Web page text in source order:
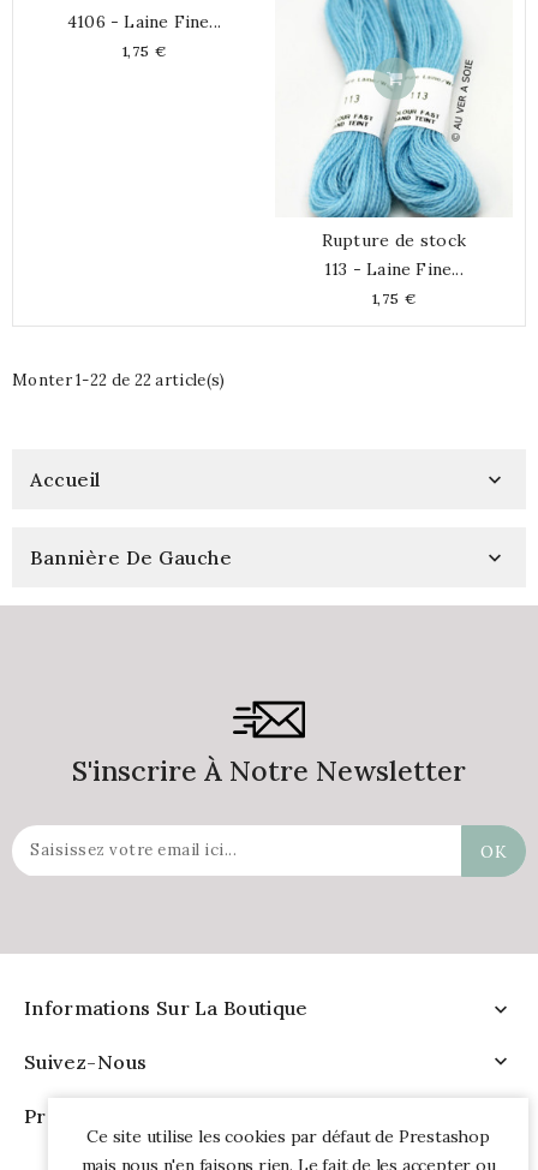
4106 - Laine Fine...
Prix
1,75 €
Rupture de stock
113 - Laine Fine...
Prix
1,75 €
Monter 1-22 de 22 article(s)
Accueil 
Bannière De Gauche 
S'inscrire À Notre Newsletter
Informations Sur La Boutique 
Suivez-Nous 
Produits
Ce site utilise les cookies par défaut de Prestashop
mais nous n'en faisons rien. Le fait de les accepter ou